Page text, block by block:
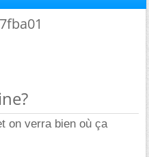
on verra bien où ça